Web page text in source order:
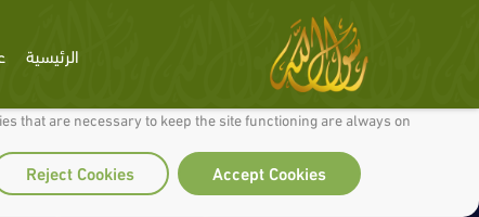
to make our site work well for you and so we can continually improve it.
that are necessary to keep the site functioning are always on
Accept Cookies
Reject Cookies
الرئيسية